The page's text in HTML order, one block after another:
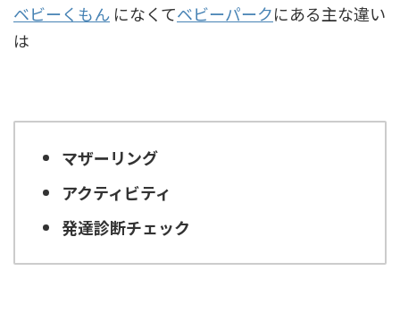
ベビーくもん になくてベビーパークにある主な違い
は
マザーリング
アクティビティ
発達診断チェック